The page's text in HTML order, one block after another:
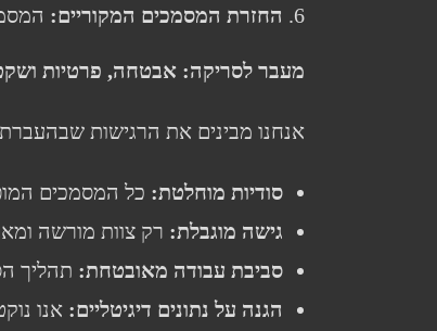
החזרת המסמכים המקוריים:
מעבר לסריקה: אבטחה, פרטיות
אנחנו מבינים את הרגישות
סודיות מוחלטת: כל המסמכים
גישה מוגבלת: רק צוות מורשה
סביבת עבודה מאובטחת: תהליך
הגנה על נתונים דיגיטליים: אנו